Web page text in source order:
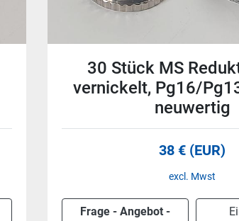
19 Stück MS
vernickelt, Pg16/
neuwertig
32 € (EUR)
excl. Mwst
Frage - Angebot -